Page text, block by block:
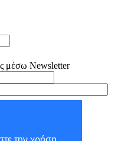
μέσω Newsletter